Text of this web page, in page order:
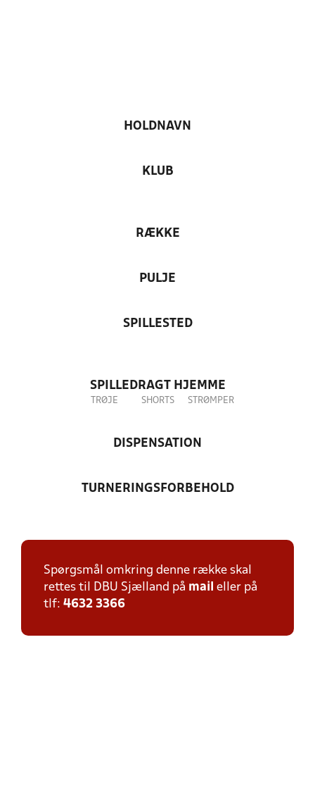
HOLDNAVN
KLUB
RÆKKE
PULJE
SPILLESTED
SPILLEDRAGT HJEMME
TRØJE SHORTS STRØMPER
DISPENSATION
TURNERINGSFORBEHOLD
Spørgsmål omkring denne række skal
rettes til DBU Sjælland på mail eller på
tlf: 4632 3366